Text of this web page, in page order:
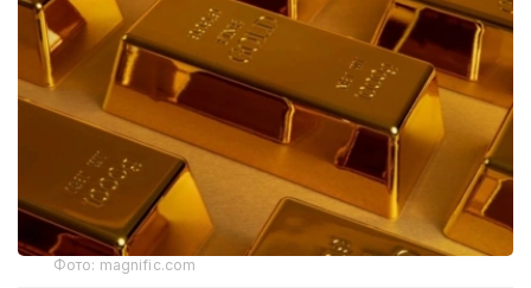
Фото: magnific.com